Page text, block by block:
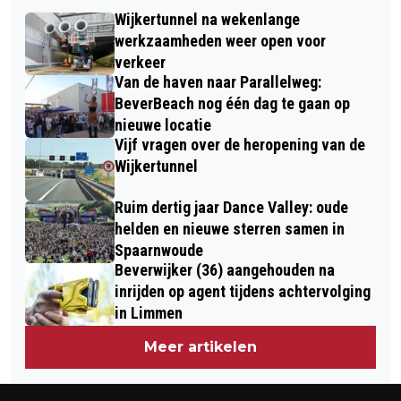
OLIFANT’ NAAR 115 BIOSCOPEN
VEEL ARBEIDSMIGRANTEN: “DE
BALANS IS ZOEK”
Wijkertunnel na wekenlange
werkzaamheden weer open voor
verkeer
Van de haven naar Parallelweg:
BeverBeach nog één dag te gaan op
nieuwe locatie
Vijf vragen over de heropening van de
Wijkertunnel
Ruim dertig jaar Dance Valley: oude
helden en nieuwe sterren samen in
Spaarnwoude
Beverwijker (36) aangehouden na
inrijden op agent tijdens achtervolging
in Limmen
Meer artikelen